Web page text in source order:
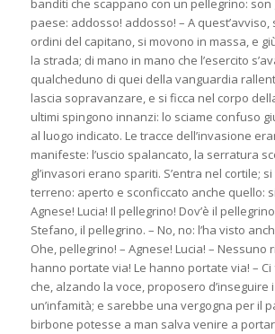
banditi che scappano con un pellegrino: son
paese: addosso! addosso! – A
ordini del capitano, si movono in massa, e
la strada; di mano in mano che l’esercito
qualcheduno di quei della vanguardia
lascia sopravanzare, e si ficca nel corpo
ultimi spingono innanzi: lo sciame confuso
al luogo indicato. Le tracce dell’invasione
manifeste: l’uscio spalancato, la serratura
gl’invasori erano spariti. S’entra nel cortile; si
terreno: aperto e sconficcato anche quello:
Agnese! Lucia! Il pellegrino! Dov’è il
Stefano, il pellegrino. – No, no: l’ha visto
Ohe, pellegrino! – Agnese! Lucia! – Nessuno
hanno portate via! Le hanno portate via! –
che, alzando la voce, proposero d’inseguire
un’infamità; e sarebbe una vergogna per il
birbone potesse a man salva venire a